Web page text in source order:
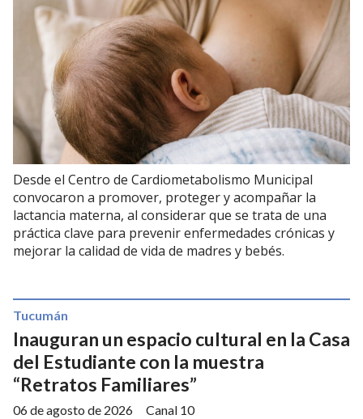
Desde el Centro de Cardiometabolismo Municipal
convocaron a promover, proteger y acompañar la
lactancia materna, al considerar que se trata de una
práctica clave para prevenir enfermedades crónicas y
mejorar la calidad de vida de madres y bebés.
Inauguran un espacio cultural en la Casa
del Estudiante con la muestra
“Retratos Familiares”
Canal 10
Tucumán
06 de agosto de 2026